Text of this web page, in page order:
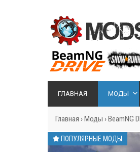
ГЛАВНАЯ МОДЫ
Главная ›Моды ›BeamNG
ПОПУЛЯРНЫЕ МОДЫ